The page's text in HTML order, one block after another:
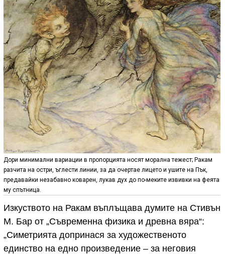
Дори минимални вариации в пропорцията носят морална тежест; Ракам
разчита на остри, ъглести линии, за да очертае лицето и ушите на Пък,
предавайки незабавно коварен, лукав дух до по-меките извивки на феята
му спътница.
Изкуството на Ракам въплъщава думите на Стивън
М. Бар от „Съвременна физика и древна вяра“:
„Симетрията допринася за художественото
единство на едно произведение – за неговия